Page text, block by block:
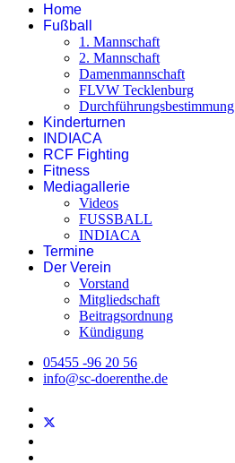
Home
Fußball
1. Mannschaft
2. Mannschaft
Damenmannschaft
FLVW Tecklenburg
Durchführungsbestimmung
Kinderturnen
INDIACA
RCF Fighting
Fitness
Mediagallerie
Videos
FUSSBALL
INDIACA
Termine
Der Verein
Vorstand
Mitgliedschaft
Beitragsordnung
Kündigung
05455 -96 20 56
info@sc-doerenthe.de